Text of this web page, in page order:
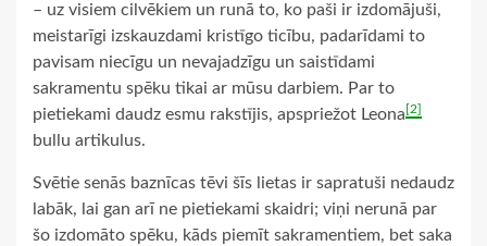
– uz visiem cilvēkiem un runā to, ko paši ir izdomājuši,
meistarīgi izskauzdami kristīgo ticību, padarīdami to
pavisam niecīgu un nevajadzīgu un saistīdami
sakramentu spēku tikai ar mūsu darbiem. Par to
pietiekami daudz esmu rakstījis, apspriežot Leona [2]
bullu artikulus.
Svētie senās baznīcas tēvi šīs lietas ir sapratuši nedaudz
labāk, lai gan arī ne pietiekami skaidri; viņi nerunā par
šo izdomāto spēku, kāds piemīt sakramentiem, bet saka